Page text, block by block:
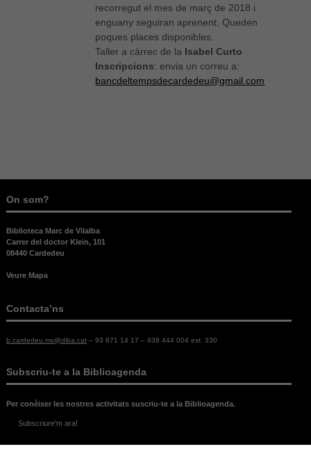
recorregut el mes de març de 2018 i
enguany seguiran aprenent. Queden
poques places disponibles.
Taller a càrrec de la Isabel Curto
Inscripcions: envia un correu a:
bancdeltempsdecardedeu@gmail.com
On som?
Biblioteca Marc de Vilalba
Carrer del doctor Klein, 101
08440 Cardedeu
Veure Mapa
Contacta’ns
b.cardedeu.mv@diba.cat– 93 871 14 17 – 938 444 004 ext. 330
Subscriu-te a la Biblioagenda
Per conèixer les nostres activitats suscriu-te a la Biblioagenda.
Subscriure'm ara!
Legal
Necessàries
cookies no
són